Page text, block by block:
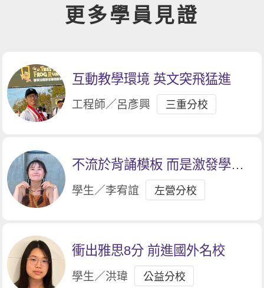
更多學員見證
互動教學環境 英文突飛猛進
工程師／呂彥興 三重分校
不流於背誦模板 而是激發學生
發揮自己的想法。
學生／李宥誼 左營分校
衝出雅思8分 前進國外名校
學生／洪瑋 公益分校